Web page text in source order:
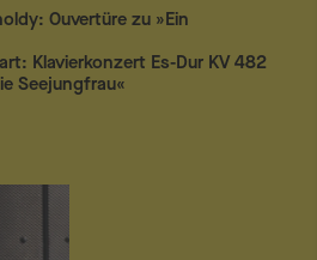
Ouvertüre zu »Ein
Klavierkonzert Es-Dur KV 482
Seejungfrau«